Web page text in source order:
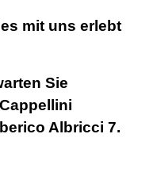
mit uns erlebt
Sie
Albricci 7.